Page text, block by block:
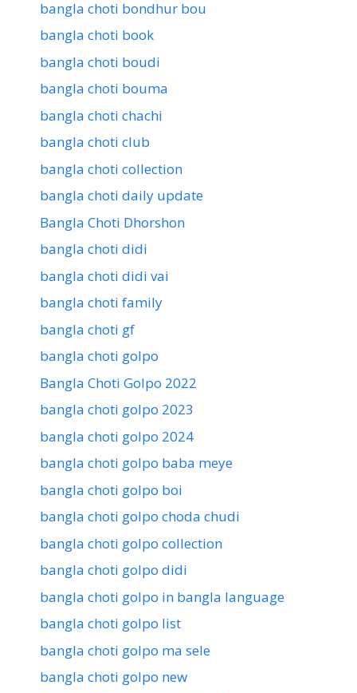
bangla choti bondhur bou
bangla choti book
bangla choti boudi
bangla choti bouma
bangla choti chachi
bangla choti club
bangla choti collection
bangla choti daily update
Bangla Choti Dhorshon
bangla choti didi
bangla choti didi vai
bangla choti family
bangla choti gf
bangla choti golpo
Bangla Choti Golpo 2022
bangla choti golpo 2023
bangla choti golpo 2024
bangla choti golpo baba meye
bangla choti golpo boi
bangla choti golpo choda chudi
bangla choti golpo collection
bangla choti golpo didi
bangla choti golpo in bangla language
bangla choti golpo list
bangla choti golpo ma sele
bangla choti golpo new